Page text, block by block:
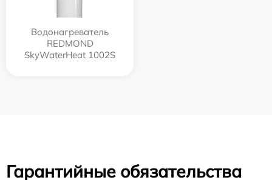
Водонагреватель
REDMOND
SkyWaterHeat 1002S
Гарантийные обязательства